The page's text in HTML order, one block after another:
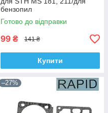
бензопил
Готово до відправки
99 ₴ 141 ₴
Купити
–27%